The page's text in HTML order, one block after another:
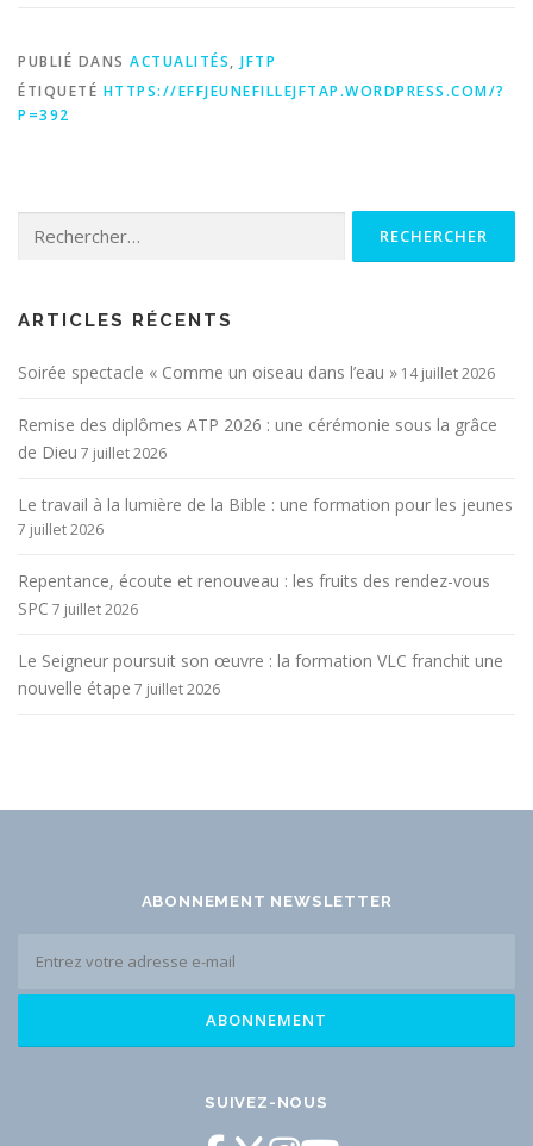
PUBLIÉ DANS ACTUALITÉS, JFTP
ÉTIQUETÉ HTTPS://EFFJEUNEFILLEJFTAP.WORDPRESS.COM/?
P=392
ARTICLES RÉCENTS
Soirée spectacle « Comme un oiseau dans l’eau » 14 juillet 2026
Remise des diplômes ATP 2026 : une cérémonie sous la grâce
de Dieu 7 juillet 2026
Le travail à la lumière de la Bible : une formation pour les jeunes
7 juillet 2026
Repentance, écoute et renouveau : les fruits des rendez-vous
SPC 7 juillet 2026
Le Seigneur poursuit son œuvre : la formation VLC franchit une
nouvelle étape 7 juillet 2026
ABONNEMENT NEWSLETTER
SUIVEZ-NOUS